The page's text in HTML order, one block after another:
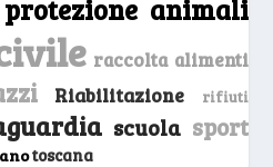
protezione animali
raccolta alimenti
Riabilitazione
rifiuti
scuola sport
toscana